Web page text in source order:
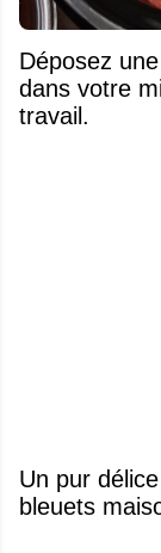
Déposez
dans votre
travail.
Un pur
bleuets